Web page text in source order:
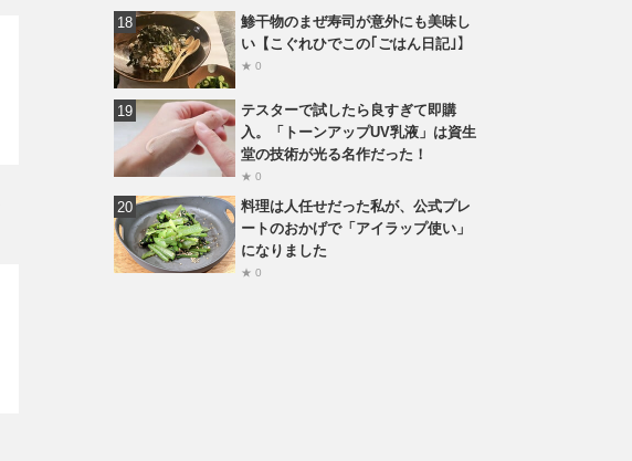
鯵干物のまぜ寿司が意外にも美味し
い【こぐれひでこの｢ごはん日記｣】
★ 0
テスターで試したら良すぎて即購
入。「トーンアップUV乳液」は資生
堂の技術が光る名作だった！
★ 0
料理は人任せだった私が、公式プレ
ートのおかげで「アイラップ使い」
になりました
★ 0